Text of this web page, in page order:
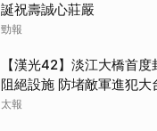
誕祝壽誠心莊嚴
勁報
【漢光42】淡江大橋首
阻絕設施 防堵敵軍進犯大
太報